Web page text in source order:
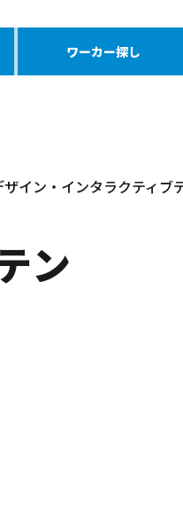
ワーカー探し
イン・インタラクティブ
ン